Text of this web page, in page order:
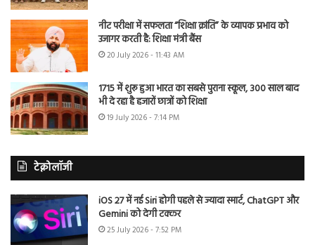
नीट परीक्षा में सफलता “शिक्षा क्रांति” के व्यापक प्रभाव को
उजागर करती है: शिक्षा मंत्री बैंस
20 July 2026 - 11:43 AM
1715 में शुरू हुआ भारत का सबसे पुराना स्कूल, 300 साल बाद
भी दे रहा है हजारों छात्रों को शिक्षा
19 July 2026 - 7:14 PM
टेक्नोलॉजी
iOS 27 में नई Siri होगी पहले से ज्यादा स्मार्ट, ChatGPT और
Gemini को देगी टक्कर
25 July 2026 - 7:52 PM